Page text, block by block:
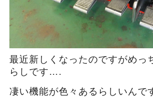
最近新しくなったのですがめっ
らしです….
凄い機能が色々あるらしいんで